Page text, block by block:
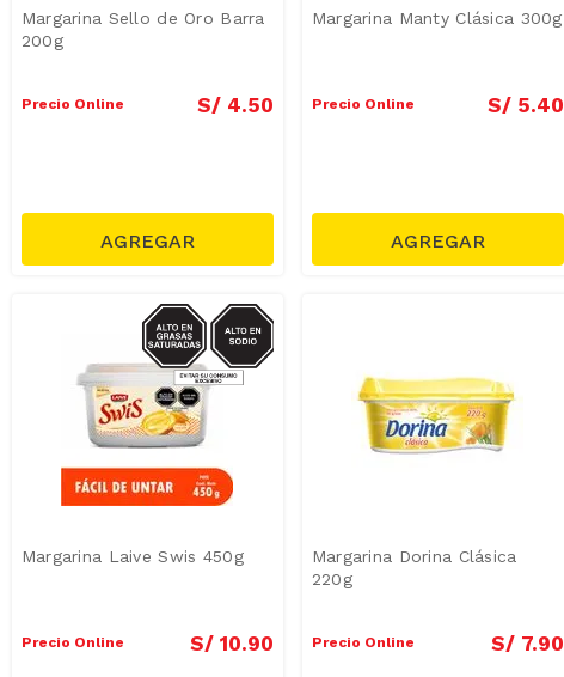
Margarina Sello de Oro Barra
200g
Precio Online S/ 4.50
Margarina Manty Clásica 300g
Precio Online S/ 5.40
SODIO/GRASAS-
SAT
Margarina Laive Swis 450g
Precio Online S/ 10.90
Margarina Dorina Clásica
220g
Precio Online S/ 7.90